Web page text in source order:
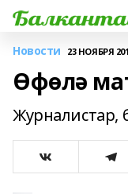
Новости 23 НОЯБРЯ
Өфөлә
Журналистар,